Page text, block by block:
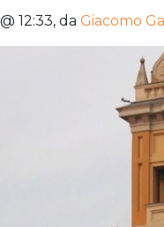
12:33, da Giacomo